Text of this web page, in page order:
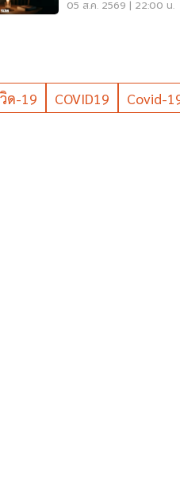
นนทบุรี-สมุทรปราก
05 ส.ค. 2569 | 22:00 น.
ด-19 COVID19 Covid-